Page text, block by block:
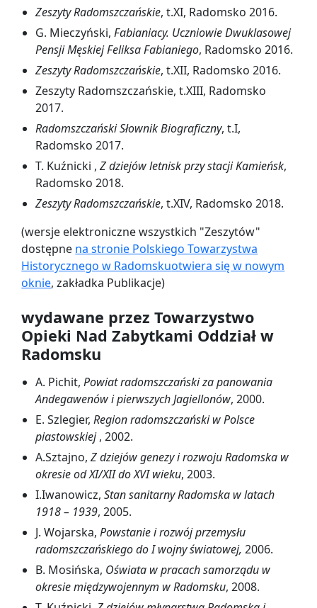
Zeszyty Radomszczańskie, t.XI, Radomsko 2016.
G. Mieczyński, Fabianiacy. Uczniowie Dwuklasowej
Pensji Męskiej Feliksa Fabianiego, Radomsko 2016.
Zeszyty Radomszczańskie, t.XII, Radomsko 2016.
Zeszyty Radomszczańskie, t.XIII, Radomsko
2017.
Radomszczański Słownik Biograficzny, t.I,
Radomsko 2017.
T. Kuźnicki , Z dziejów letnisk przy stacji Kamieńsk,
Radomsko 2018.
Zeszyty Radomszczańskie, t.XIV, Radomsko 2018.
(wersje elektroniczne wszystkich "Zeszytów"
dostępne na stronie Polskiego Towarzystwa
Historycznego w Radomskuotwiera się w nowym
oknie, zakładka Publikacje)
wydawane przez Towarzystwo
Opieki Nad Zabytkami Oddział w
Radomsku
A. Pichit, Powiat radomszczański za panowania
Andegawenów i pierwszych Jagiellonów, 2000.
E. Szlegier, Region radomszczański w Polsce
piastowskiej, 2002.
A.Sztajno, Z dziejów genezy i rozwoju Radomska w
okresie od XI/XII do XVI wieku, 2003.
I.Iwanowicz, Stan sanitarny Radomska w latach
1918 – 1939, 2005.
J. Wojarska, Powstanie i rozwój przemysłu
radomszczańskiego do I wojny światowej, 2006.
B. Mosińska, Oświata w pracach samorządu w
okresie międzywojennym w Radomsku, 2008.